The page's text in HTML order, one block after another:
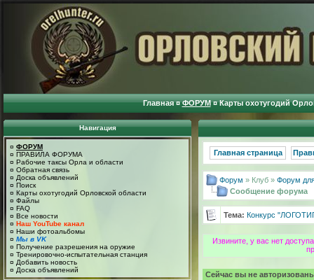
Главная ¤ ФОРУМ ¤ Карты охотугодий
Навигация
¤ ФОРУМ
¤ ПРАВИЛА ФОРУМА
¤ Рабочие таксы Орла и области
¤ Обратная связь
¤ Доска объявлений
¤ Поиск
¤ Карты охотугодий Орловской области
¤ Файлы
¤ FAQ
¤ Все новости
¤ Наш YouTube канал
¤ Наши фотоальбомы
¤ Мы в VK
¤ Получение разрешения на оружие
¤ Тренировочно-испытательная станция
¤ Добавить новость
¤ Доска объявлений
Главная страница
Форум » Клуб » Форум
Сообщение форума
Тема: Конкурс
Извините, у вас нет
Сейчас вы не